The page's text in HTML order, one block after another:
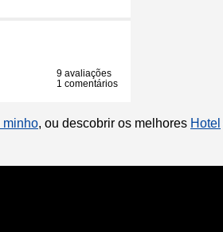
9 avaliações
1 comentários
minho, ou descobrir os melhores Hotel